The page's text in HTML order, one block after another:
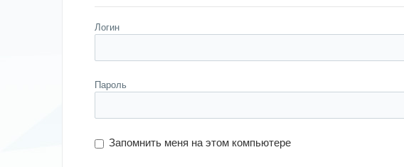
Логин
Пароль
Запомнить меня на этом компьютере